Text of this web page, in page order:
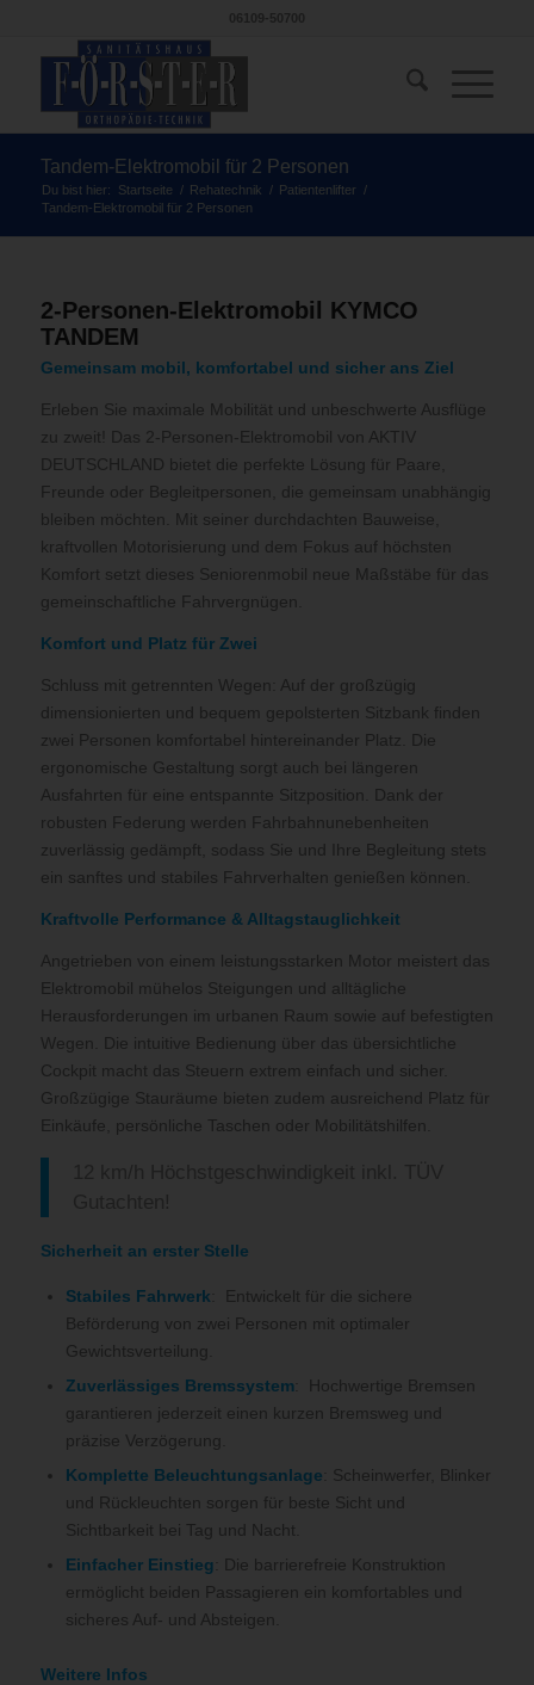
Tandem-Elektromobil für 2 Personen
Du bist hier: Startseite / Rehatechnik / Patientenlifter /
Tandem-Elektromobil für 2 Personen
2-Personen-Elektromobil KYMCO
TANDEM
Gemeinsam mobil, komfortabel und sicher ans Ziel
Erleben Sie maximale Mobilität und unbeschwerte Ausflüge
zu zweit! Das 2-Personen-Elektromobil von AKTIV
DEUTSCHLAND bietet die perfekte Lösung für Paare,
Freunde oder Begleitpersonen, die gemeinsam unabhängig
bleiben möchten. Mit seiner durchdachten Bauweise,
kraftvollen Motorisierung und dem Fokus auf höchsten
Komfort setzt dieses Seniorenmobil neue Maßstäbe für das
gemeinschaftliche Fahrvergnügen.
Komfort und Platz für Zwei
Schluss mit getrennten Wegen: Auf der großzügig
dimensionierten und bequem gepolsterten Sitzbank finden
zwei Personen komfortabel hintereinander Platz. Die
ergonomische Gestaltung sorgt auch bei längeren
Ausfahrten für eine entspannte Sitzposition. Dank der
robusten Federung werden Fahrbahnunebenheiten
zuverlässig gedämpft, sodass Sie und Ihre Begleitung stets
ein sanftes und stabiles Fahrverhalten genießen können.
Kraftvolle Performance & Alltagstauglichkeit
Angetrieben von einem leistungsstarken Motor meistert das
Elektromobil mühelos Steigungen und alltägliche
Herausforderungen im urbanen Raum sowie auf befestigten
Wegen. Die intuitive Bedienung über das übersichtliche
Cockpit macht das Steuern extrem einfach und sicher.
Großzügige Stauräume bieten zudem ausreichend Platz für
Einkäufe, persönliche Taschen oder Mobilitätshilfen.
Sicherheit an erster Stelle
Stabiles Fahrwerk : Entwickelt für die sichere
Beförderung von zwei Personen mit optimaler
Gewichtsverteilung.
Zuverlässiges Bremssystem: Hochwertige Bremsen
garantieren jederzeit einen kurzen Bremsweg und
präzise Verzögerung.
Komplette Beleuchtungsanlage : Scheinwerfer, Blinker
und Rückleuchten sorgen für beste Sicht und
Sichtbarkeit bei Tag und Nacht.
Einfacher Einstieg : Die barrierefreie Konstruktion
ermöglicht beiden Passagieren ein komfortables und
sicheres Auf- und Absteigen.
Weitere Infos